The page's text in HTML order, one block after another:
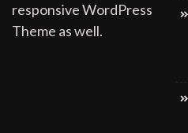
responsive WordPress
Theme as well.